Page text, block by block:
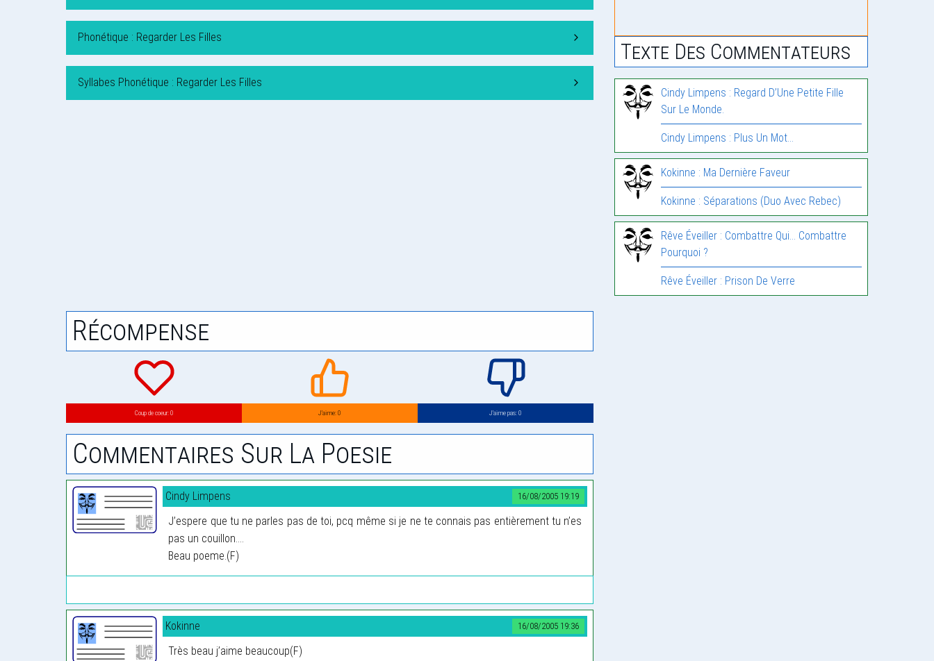
Phonétique : Regarder Les Filles
Syllabes Phonétique : Regarder Les Filles
Récompense
Coup de coeur: 0 J’aime: 0 J’aime pas: 0
Commentaires Sur La Poesie
16/08/2005 19:19
Cindy Limpens
J’espere que tu ne parles pas de toi, pcq même si je ne te connais pas entièrement tu n’es
pas un couillon....
Beau poeme.(F)
16/08/2005 19:36
Kokinne
Très beau j’aime beaucoup(F)
Texte Des Commentateurs
Cindy Limpens : Regard D’Une Petite Fille
Sur Le Monde.
Cindy Limpens : Plus Un Mot…
Kokinne : Ma Dernière Faveur
Kokinne : Séparations (Duo Avec Rebec)
Rêve Éveiller : Combattre Qui… Combattre
Pourquoi ?
Rêve Éveiller : Prison De Verre